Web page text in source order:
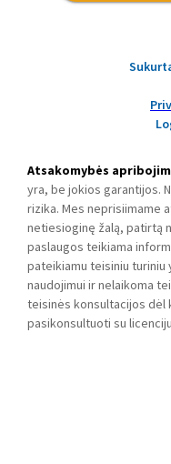
Atsakomybės
yra, be jokios garantijos.
rizika. Mes neprisiimame
netiesioginę žalą, patirtą
paslaugos teikiama
pateikiamu teisiniu turiniu
naudojimui ir nelaikoma
teisinės konsultacijos
pasikonsultuoti su